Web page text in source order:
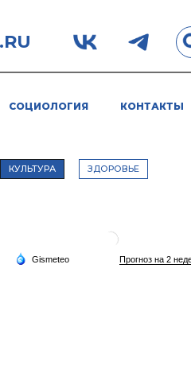
СОЦИОЛОГИЯ КОНТАКТЫ
КУЛЬТУРА ЗДОРОВЬЕ